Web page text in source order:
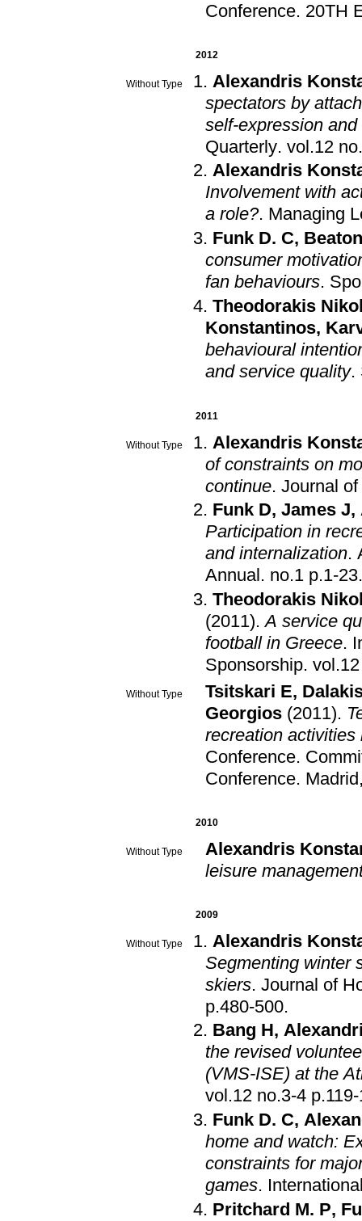
Conference. 20TH
2012
Without Type
Alexandris
spectators by
self-expression
Quarterly.
Alexandris
Involvement with
a role?. Managing
Funk D. C,
consumer
fan behaviours.
Theodorakis
Konstantinos,
behavioural
and service quality.
2011
Without Type
Alexandris
of constraints on
continue. Journal
Funk D, James J,
Participation in
and internalization.
Annual . no.1 p.1-23.
Theodorakis
(2011).A service
football in Greece.
Sponsorship.
Without Type Tsitskari E,
Georgios (2011).
recreation
Conference.
Conference.
2010
Without Type
Alexandris
leisure
2009
Without Type
Alexandris
Segmenting winter
skiers. Journal of
p.480-500.
Bang H ,
the revised
(VMS-ISE) at the
vol.12 no.3-4
Funk D. C,
home and watch:
constraints for
games.
Pritchard M. P,